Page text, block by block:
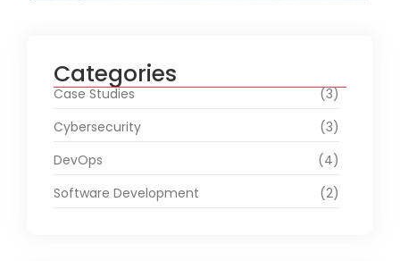
Categories
Case Studies
(3)
Cybersecurity
(3)
DevOps
(4)
Software Development
(2)